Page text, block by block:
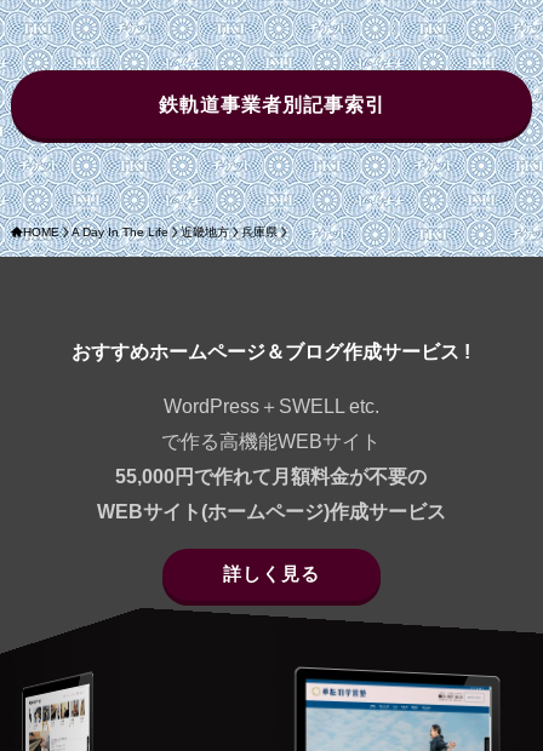
鉄軌道事業者別記事索引
HOME A Day In The Life 近畿地方 兵庫県
おすすめホームページ＆ブログ作成サービス !
WordPress＋SWELL etc.
で作る高機能WEBサイト
55,000円で作れて月額料金が不要の
WEBサイト(ホームページ)作成サービス
詳しく見る